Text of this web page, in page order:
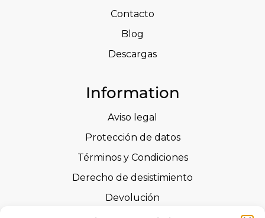
Contacto
Blog
Descargas
Information
Aviso legal
Protección de datos
Términos y Condiciones
Derecho de desistimiento
Devolución